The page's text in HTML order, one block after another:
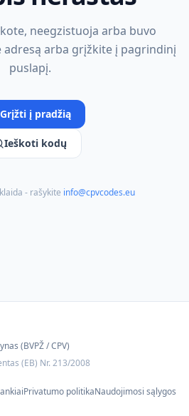
neegzistuoja arba buvo
arba grįžkite į pagrindinį
puslapį.
Grįžti į pradžią
Ieškoti kodų
- rašykite info@cpvcodes.eu
(BVPŽ / CPV)
(EB) Nr. 213/2008
Privatumo politikaNaudojimosi sąlygos